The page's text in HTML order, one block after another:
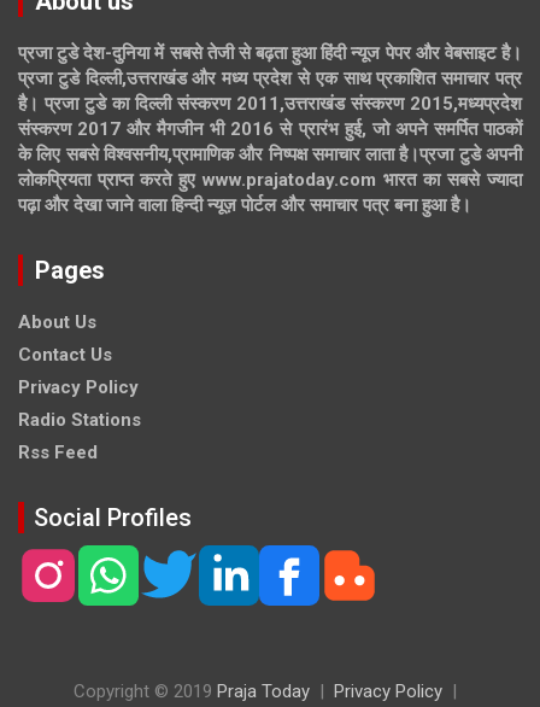
प्रजा टुडे देश-दुनिया में सबसे तेजी से बढ़ता हुआ हिंदी न्यूज पेपर और वेबसाइट है।
प्रजा टुडे दिल्ली,उत्तराखंड और मध्य प्रदेश से एक साथ प्रकाशित समाचार पत्र
है। प्रजा टुडे का दिल्ली संस्करण 2011,उत्तराखंड संस्करण 2015,मध्यप्रदेश
संस्करण 2017 और मैगजीन भी 2016 से प्रारंभ हुई, जो अपने समर्पित पाठकों
के लिए सबसे विश्वसनीय,प्रामाणिक और निष्पक्ष समाचार लाता है।प्रजा टुडे अपनी
लोकप्रियता प्राप्त करते हुए www.prajatoday.com भारत का सबसे ज्यादा
पढ़ा और देखा जाने वाला हिन्दी न्यूज़ पोर्टल और समाचार पत्र बना हुआ है।
Pages
About Us
Contact Us
Privacy Policy
Radio Stations
Rss Feed
Social Profiles
Copyright © 2019 Praja Today Privacy Policy